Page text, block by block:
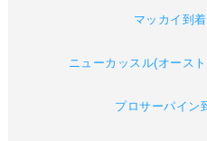
マッカイ到
ニューカッスル(オース
プロサーパイン